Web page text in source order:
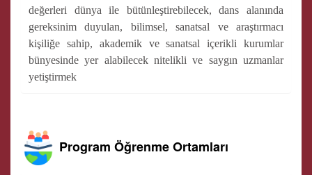
değerleri dünya ile bütünleştirebilecek, dans alanında
gereksinim duyulan, bilimsel, sanatsal ve araştırmacı
kişiliğe sahip, akademik ve sanatsal içerikli kurumlar
bünyesinde yer alabilecek nitelikli ve saygın uzmanlar
yetiştirmek
Program Öğrenme Ortamları